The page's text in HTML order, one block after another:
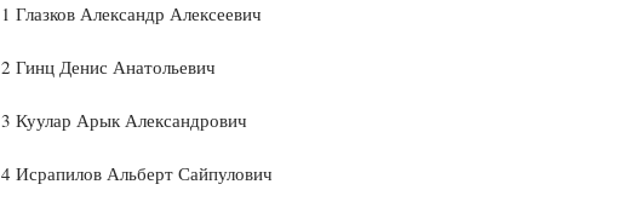
1 Глазков Александр Алексеевич
2 Гинц Денис Анатольевич
3 Куулар Арык Александрович
4 Исрапилов Альберт Сайпулович